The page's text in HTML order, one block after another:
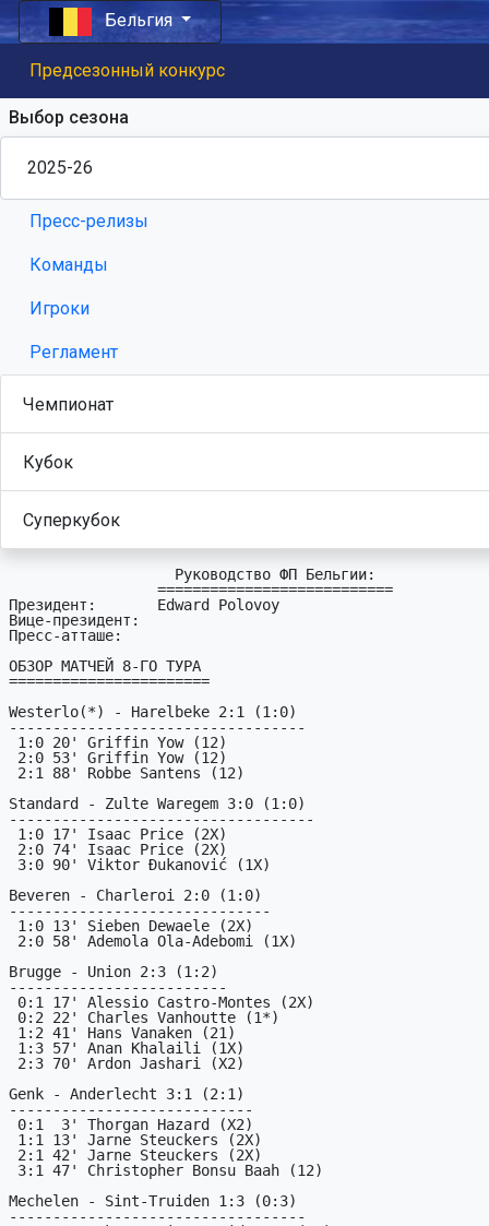
Бельгия
Предсезонный конкурс
Выбор сезона
Пресс-релизы
Команды
Игроки
Регламент
Чемпионат
Кубок
Суперкубок
Президент:       Edward Polovoy
Вице-президент:
Пресс-атташе:
ОБЗОР МАТЧЕЙ 8-ГО ТУРА
=======================
Westerlo(*) - Harelbeke 2:1 (1:0)
----------------------------------
Standard - Zulte Waregem 3:0 (1:0)
-----------------------------------
Beveren - Charleroi 2:0 (1:0)
------------------------------
Brugge - Union 2:3 (1:2)
-------------------------
Genk - Anderlecht 3:1 (2:1)
----------------------------
Mechelen - Sint-Truiden 1:3 (0:3)
----------------------------------